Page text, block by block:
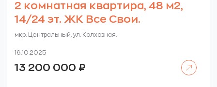
2 комнатная квартира, 48 м2,
14/24 эт. ЖК Все Свои.
мкр. Центральный. ул. Колхозная.
16.10.2025
13 200 000 ₽